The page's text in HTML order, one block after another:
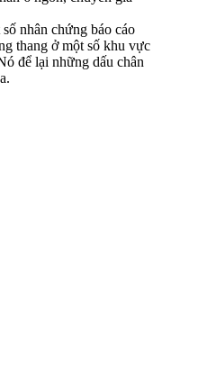
nhân chứng báo cáo
thang ở một số khu vực
để lại những dấu chân